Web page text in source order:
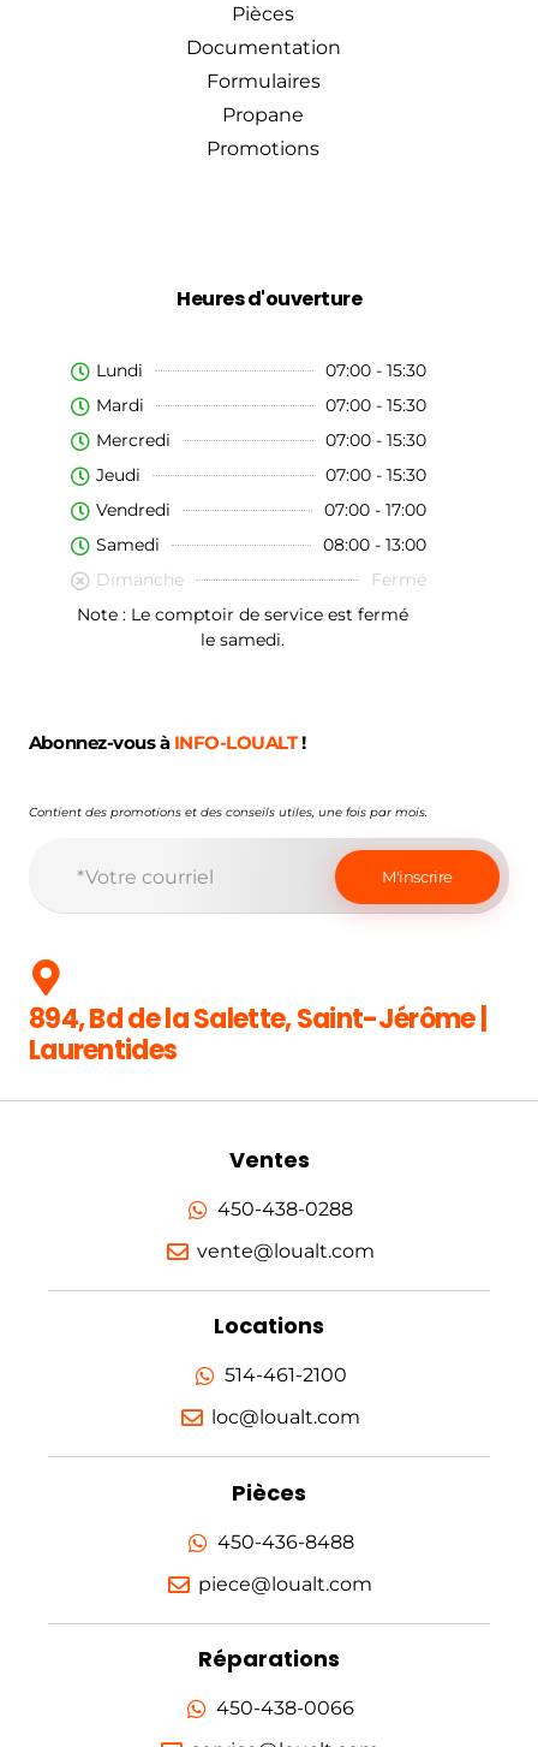
Pièces
Documentation
Formulaires
Propane
Promotions
Heures d'ouverture
Lundi
07:00 - 15:30
Mardi
07:00 - 15:30
Mercredi
07:00 - 15:30
Jeudi
07:00 - 15:30
Vendredi
07:00 - 17:00
Samedi
08:00 - 13:00
Dimanche
Fermé
Note : Le comptoir de service est fermé
le samedi.
Abonnez-vous à INFO-LOUALT!
Contient des promotions et des conseils utiles, une fois par mois.
894, Bd de la Salette, Saint-Jérôme |
Laurentides
Ventes
450-438-0288
vente@loualt.com
Locations
514-461-2100
loc@loualt.com
Pièces
450-436-8488
piece@loualt.com
Réparations
450-438-0066